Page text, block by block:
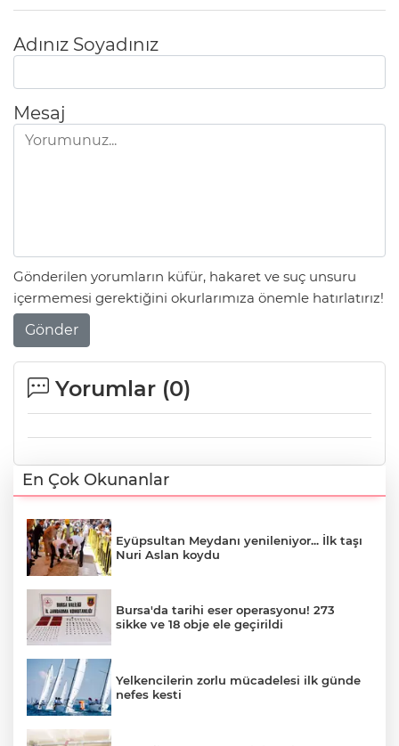
Adınız Soyadınız
Mesaj
Gönderilen yorumların küfür, hakaret ve suç unsuru
içermemesi gerektiğini okurlarımıza önemle hatırlatırız!
Gönder
Yorumlar (0)
En Çok Okunanlar
Eyüpsultan Meydanı yenileniyor... İlk taşı
Nuri Aslan koydu
Bursa'da tarihi eser operasyonu! 273
sikke ve 18 obje ele geçirildi
Yelkencilerin zorlu mücadelesi ilk günde
nefes kesti